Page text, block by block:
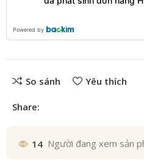
Powered by
So sánh Yêu thích
Share:
14 Người đang xem sản